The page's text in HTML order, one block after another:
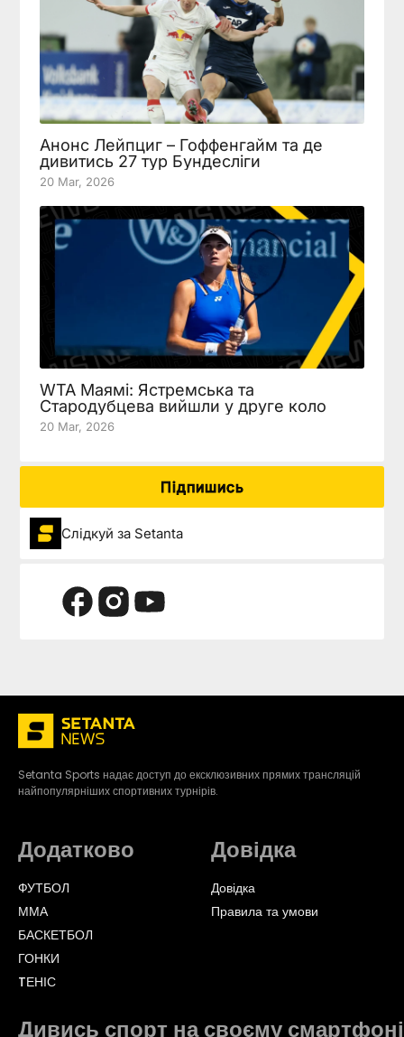
Анонс Лейпциг – Гоффенгайм та де
дивитись 27 тур Бундесліги
20 Mar, 2026
WTA Маямі: Ястремська та
Стародубцева вийшли у друге коло
20 Mar, 2026
Підпишись
Слідкуй за Setanta
Setanta Sports надає доступ до ексклюзивних прямих трансляцій
найпопулярніших спортивних турнірів.
Додатково
ФУТБОЛ
ММА
БАСКЕТБОЛ
ГОНКИ
TЕНІС
Довідка
Довідка
Правила та умови
Дивись спорт на своєму смартфоні